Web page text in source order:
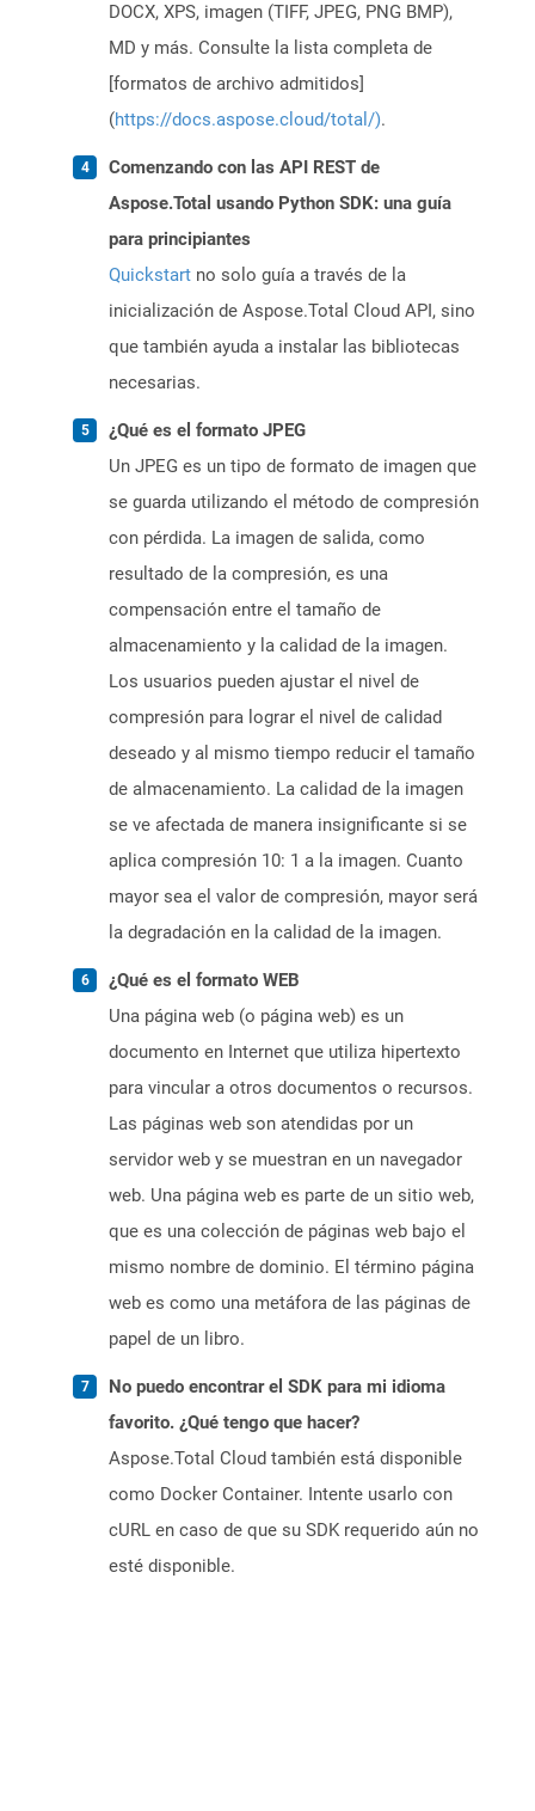
DOCX, XPS, imagen (TIFF, JPEG, PNG BMP),
MD y más. Consulte la lista completa de
[formatos de archivo admitidos]
(https://docs.aspose.cloud/total/).
Comenzando con las API REST de
Aspose.Total usando Python SDK: una guía
para principiantes
Quickstart no solo guía a través de la
inicialización de Aspose.Total Cloud API, sino
que también ayuda a instalar las bibliotecas
necesarias.
¿Qué es el formato JPEG
Un JPEG es un tipo de formato de imagen que
se guarda utilizando el método de compresión
con pérdida. La imagen de salida, como
resultado de la compresión, es una
compensación entre el tamaño de
almacenamiento y la calidad de la imagen.
Los usuarios pueden ajustar el nivel de
compresión para lograr el nivel de calidad
deseado y al mismo tiempo reducir el tamaño
de almacenamiento. La calidad de la imagen
se ve afectada de manera insignificante si se
aplica compresión 10: 1 a la imagen. Cuanto
mayor sea el valor de compresión, mayor será
la degradación en la calidad de la imagen.
¿Qué es el formato WEB
Una página web (o página web) es un
documento en Internet que utiliza hipertexto
para vincular a otros documentos o recursos.
Las páginas web son atendidas por un
servidor web y se muestran en un navegador
web. Una página web es parte de un sitio web,
que es una colección de páginas web bajo el
mismo nombre de dominio. El término página
web es como una metáfora de las páginas de
papel de un libro.
No puedo encontrar el SDK para mi idioma
favorito. ¿Qué tengo que hacer?
Aspose.Total Cloud también está disponible
como Docker Container. Intente usarlo con
cURL en caso de que su SDK requerido aún no
esté disponible.